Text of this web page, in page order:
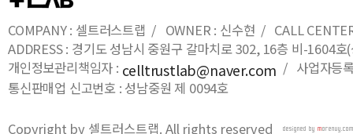
COMPANY : 셀트러스트랩 / OWNER : 신수현 / CALL
ADDRESS : 경기도 성남시 중원구 갈마치로 302, 16층 비-1604
개인정보관리책임자 : celltrustlab@naver.com / 사업자등
통신판매업 신고번호 : 성남중원 제 0094호
Copyright by 셀트러스트랩. All rights reserved